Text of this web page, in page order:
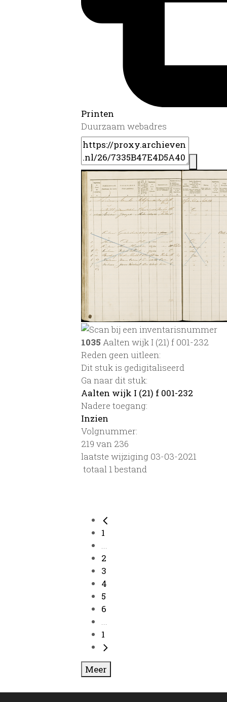
Printen
Duurzaam webadres
1035 Aalten wijk I (21) f 001-232
Reden geen uitleen:
Dit stuk is gedigitaliseerd
Ga naar dit stuk:
Aalten wijk I (21) f 001-232
Nadere toegang:
Inzien
Volgnummer:
219 van 236
laatste wijziging 03-03-2021
totaal 1 bestand
1
...
2
3
4
5
6
...
1
Meer